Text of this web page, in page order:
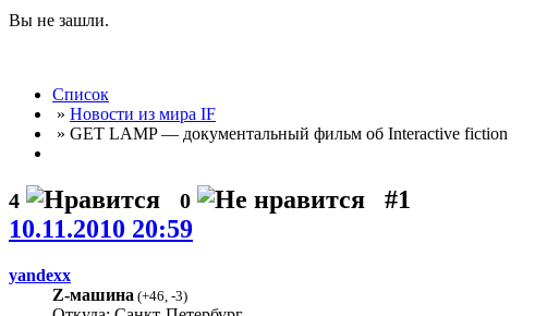
Вы не зашли.
Список
» Новости из мира IF
» GET LAMP — документальный фильм об Interactive fiction
4 0
#1
10.11.2010 20:59
yandexx
Z-машина (+46 -3)